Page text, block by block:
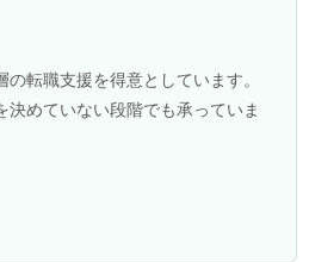
転職支援を得意としています。
決めていない段階でも承っていま